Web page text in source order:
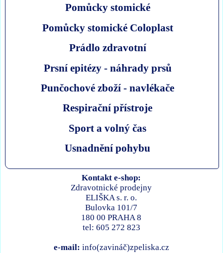
Pomůcky stomické
Pomůcky stomické Coloplast
Prádlo zdravotní
Prsní epitézy - náhrady prsů
Punčochové zboží - navlékače
Respirační přístroje
Sport a volný čas
Usnadnění pohybu
Kontakt e-shop:
Zdravotnické prodejny
ELIŠKA s. r. o.
Bulovka 101/7
180 00 PRAHA 8
tel: 605 272 823
e-mail: info(zavináč)zpeliska.cz